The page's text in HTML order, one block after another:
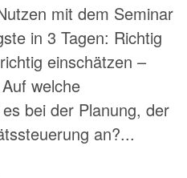
mit dem Seminar
in 3 Tagen: Richtig
einschätzen –
welche
bei der Planung, der
an?...